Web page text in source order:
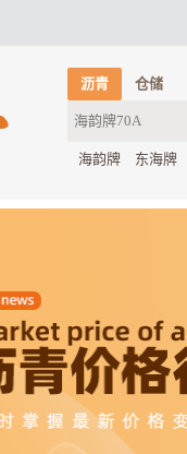
沥青 仓储
海韵牌 东海牌